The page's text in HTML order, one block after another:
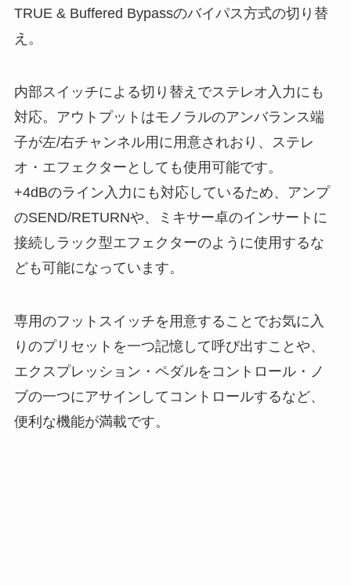
TRUE & Buffered Bypassのバイパス方式の切り替
え。
内部スイッチによる切り替えでステレオ入力にも
対応。アウトプットはモノラルのアンバランス端
子が左/右チャンネル用に用意されおり、ステレ
オ・エフェクターとしても使用可能です。
+4dBのライン入力にも対応しているため、アンプ
のSEND/RETURNや、ミキサー卓のインサートに
接続しラック型エフェクターのように使用するな
ども可能になっています。
専用のフットスイッチを用意することでお気に入
りのプリセットを一つ記憶して呼び出すことや、
エクスプレッション・ペダルをコントロール・ノ
ブの一つにアサインしてコントロールするなど、
便利な機能が満載です。